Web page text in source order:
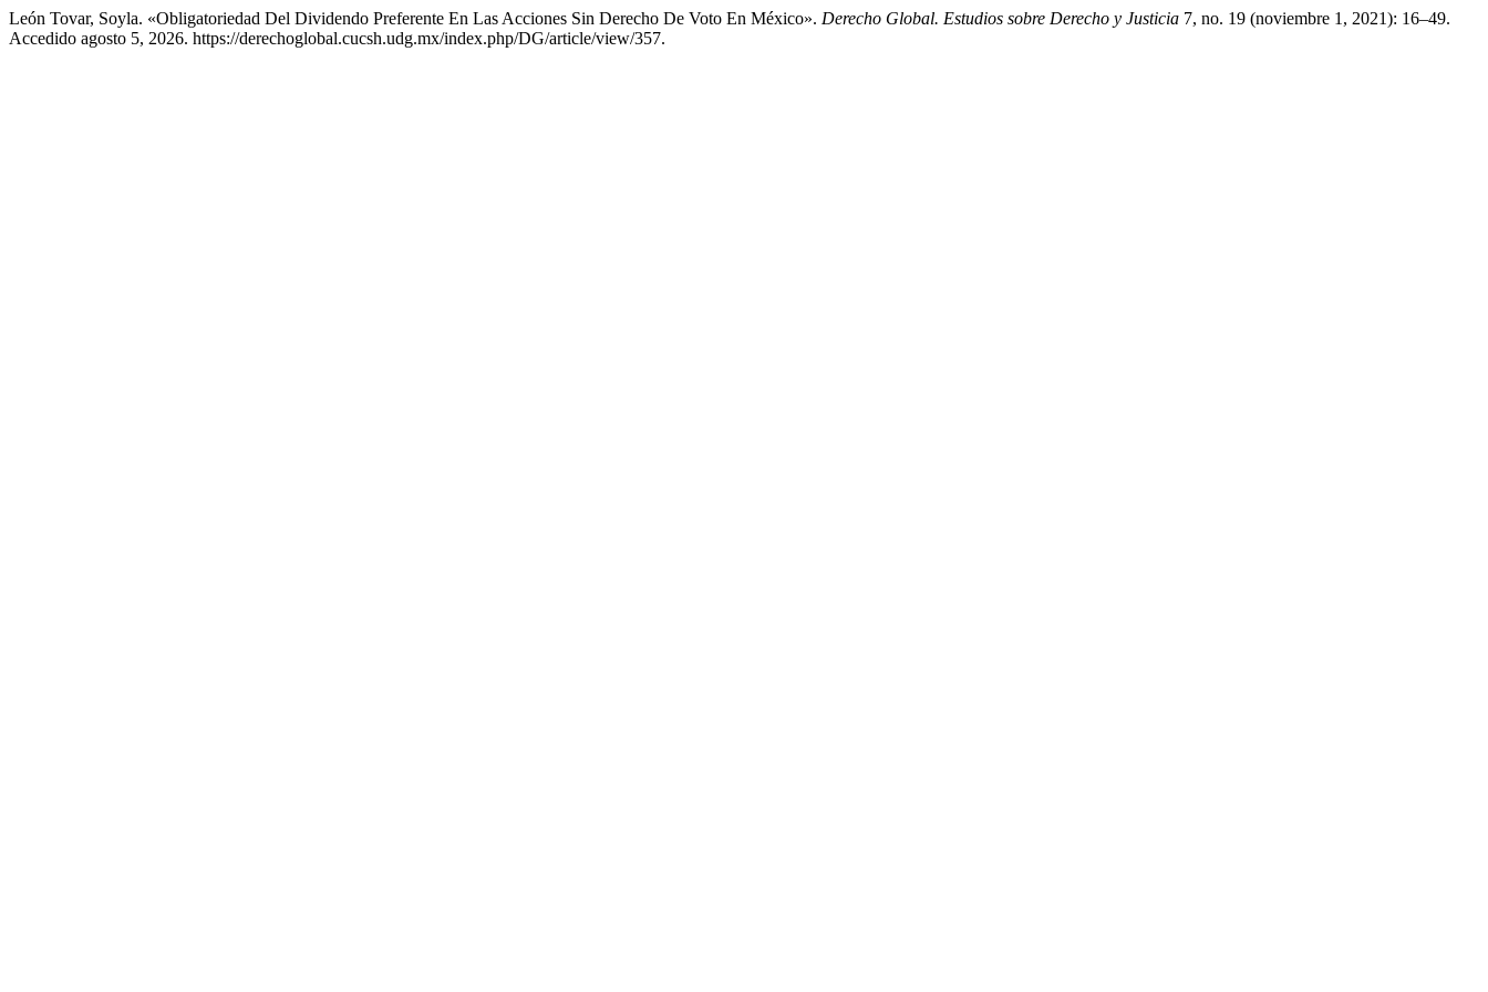
León Tovar, Soyla. «Obligatoriedad Del Dividendo Preferente En Las Acciones Sin Derecho De Voto En México». Derecho Global. Estudios sobre Derecho y Justicia 7, no. 19 (noviembre 1, 2021): 16–49.
Accedido agosto 5, 2026. https://derechoglobal.cucsh.udg.mx/index.php/DG/article/view/357.